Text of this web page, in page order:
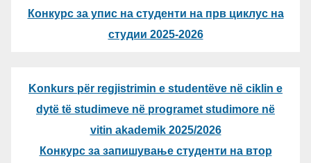
Конкурс за упис на студенти на прв циклус на
студии 2025-2026
Konkurs për regjistrimin e studentëve në ciklin e
dytë të studimeve në programet studimore në
vitin akademik 2025/2026
Конкурс за запишување студенти на втор